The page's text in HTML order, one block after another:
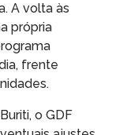
A volta às
própria
frente
o GDF